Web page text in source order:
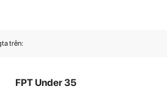
trên:
FPT Under 35